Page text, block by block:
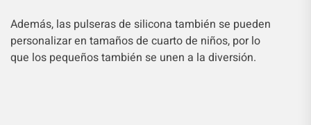
Además, las pulseras de silicona también se pueden
personalizar en tamaños de cuarto de niños, por lo
que los pequeños también se unen a la diversión.